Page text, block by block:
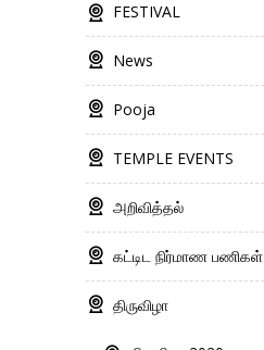
FESTIVAL
News
Pooja
TEMPLE EVENTS
அறிவித்தல்
கட்டிட நிர்மாண பணிகள்
திருவிழா